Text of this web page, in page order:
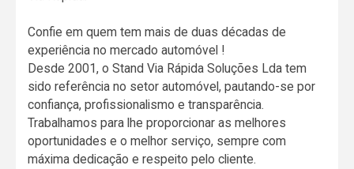
Confie em quem tem mais de duas décadas de
experiência no mercado automóvel !
Desde 2001, o Stand Via Rápida Soluções Lda tem
sido referência no setor automóvel, pautando-se por
confiança, profissionalismo e transparência.
Trabalhamos para lhe proporcionar as melhores
oportunidades e o melhor serviço, sempre com
máxima dedicação e respeito pelo cliente.